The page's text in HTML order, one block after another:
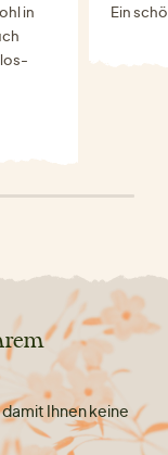
in
Ein
Ihnen keine